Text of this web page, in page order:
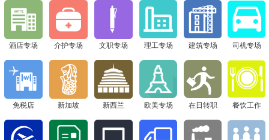
签证+高薪offer一站搞定！
下一站 8月1日广州现场面试会，通信公司&免税店“赴日
签证+高薪offer一站搞定！
酒店专场 介护专场 文职专场 理工专场 建筑专场 司机专场
免税店 新加坡 新西兰 欧美专场 在日转职 餐饮工作